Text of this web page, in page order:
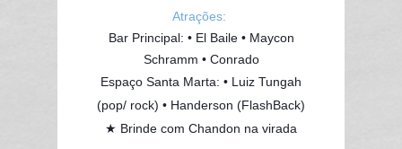
Atrações:
Bar Principal: • El Baile • Maycon
Schramm • Conrado
Espaço Santa Marta: • Luiz Tungah
(pop/ rock) • Handerson (FlashBack)
★ Brinde com Chandon na virada